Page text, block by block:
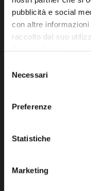
pubblicità e social
con altre
raccolto dal suo
delNecessari
Preferenze
Statistiche
Marketing